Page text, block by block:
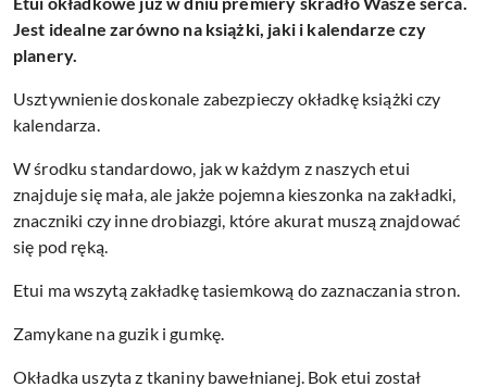
Jest idealne zarówno na książki, jaki i kalendarze czy
planery.
Usztywnienie doskonale zabezpieczy okładkę książki czy
kalendarza.
W środku standardowo, jak w każdym z naszych etui
znajduje się mała, ale jakże pojemna kieszonka na zakładki,
znaczniki czy inne drobiazgi, które akurat muszą znajdować
się pod ręką.
Etui ma wszytą zakładkę tasiemkową do zaznaczania stron.
Zamykane na guzik i gumkę.
Okładka uszyta z tkaniny bawełnianej. Bok etui został